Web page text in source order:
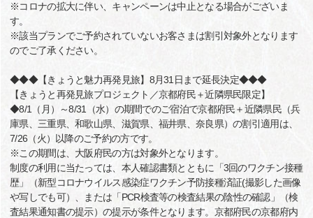
※コロナの拡大に伴い、キャンペーンは中止となる場合がございま
す。
※該当プランでご予約されていないお客さまは割引対象外となります
のでご了承ください。
◆◆◆【きょうと魅力再発見旅】8月31日まで延長決定◆◆◆
【きょうと再発見旅プロジェクト／京都府民＋近隣県民限定】
◆8/1（月）～8/31（水）の期間でのご宿泊で京都府民＋近隣県民（兵
庫県、三重県、和歌山県、滋賀県、福井県、奈良県）の割引適用は、
7/26（火）以降のご予約の方です。
※この期間は、大阪府民の方は対象外となります。
制度の利用に当たっては、本人確認書類とともに「3回のワクチン接種
歴」（新型コロナウイルス感染症ワクチン予防接種済証(撮影した画像
や写しでも可）、または「PCR検査等の検査結果の陰性の確認」（検
査結果通知書の提示）の提示が条件となります。京都府民の京都府内